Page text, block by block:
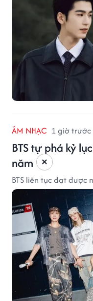
ÂM NHẠC 1 giờ trước
BTS tự phá kỷ
năm
BTS liên tục đạt được
×